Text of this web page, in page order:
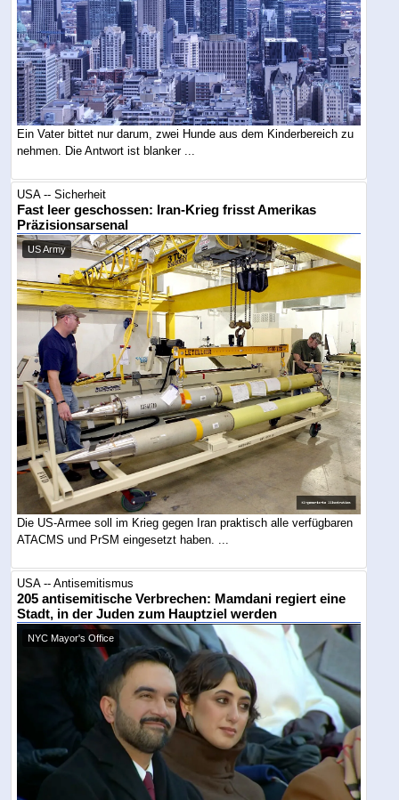
Ein Vater bittet nur darum, zwei Hunde aus dem Kinderbereich zu
nehmen. Die Antwort ist blanker ...
USA -- Sicherheit
Fast leer geschossen: Iran-Krieg frisst Amerikas
Präzisionsarsenal
US Army
Die US-Armee soll im Krieg gegen Iran praktisch alle verfügbaren
ATACMS und PrSM eingesetzt haben. ...
USA -- Antisemitismus
205 antisemitische Verbrechen: Mamdani regiert eine
Stadt, in der Juden zum Hauptziel werden
NYC Mayor's Office